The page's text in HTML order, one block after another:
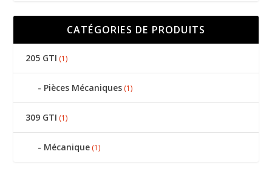
CATÉGORIES DE PRODUITS
205 GTI (1)
Pièces Mécaniques (1)
309 GTI (1)
Mécanique (1)